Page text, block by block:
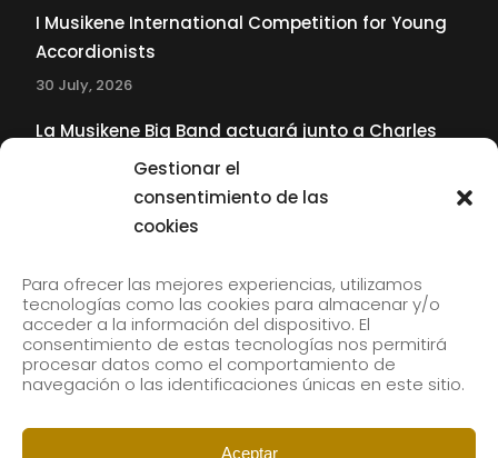
Gestionar el
consentimiento de las
cookies
Para ofrecer las mejores experiencias, utilizamos
tecnologías como las cookies para almacenar y/o
acceder a la información del dispositivo. El
consentimiento de estas tecnologías nos permitirá
procesar datos como el comportamiento de
navegación o las identificaciones únicas en este sitio.
Aceptar
I Musikene International Competition for Young
Accordionists
30 July, 2026
La Musikene Big Band actuará junto a Charles
Tolliver en el 61 Jazzaldia
Subscribe to our newsletter to receive our news by
email.